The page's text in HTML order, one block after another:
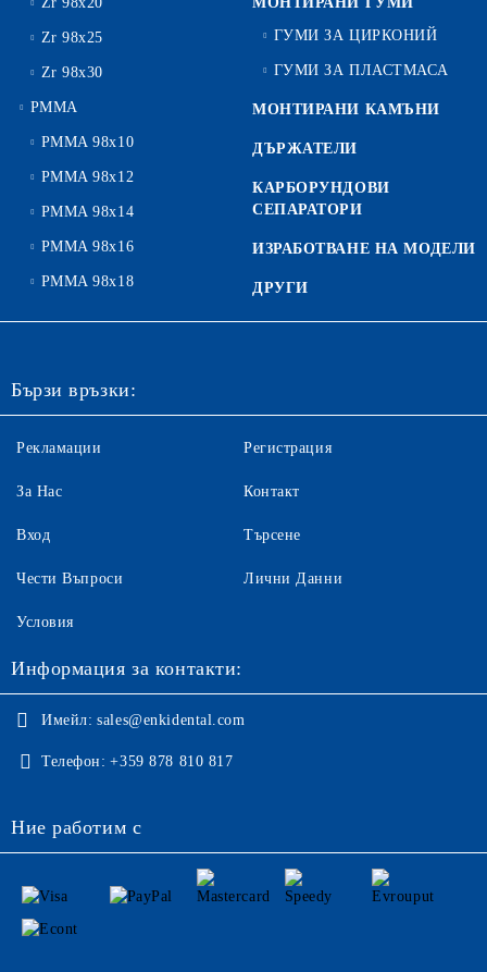
Zr 98x25
Zr 98x30
PMMA
PMMA 98x10
PMMA 98x12
PMMA 98x14
PMMA 98x16
PMMA 98x18
ГУМИ ЗА ЦИРКОНИЙ
ГУМИ ЗА ПЛАСТМАСА
МОНТИРАНИ КАМЪНИ
ДЪРЖАТЕЛИ
КАРБОРУНДОВИ
СЕПАРАТОРИ
ИЗРАБОТВАНЕ НА МОДЕЛИ
ДРУГИ
Бързи връзки:
Рекламации
За Нас
Вход
Чести Въпроси
Регистрация
Контакт
Търсене
Лични Данни
Условия
Информация за контакти:
Имейл: sales@enkidental.com
Телефон: +359 878 810 817
Ние работим с